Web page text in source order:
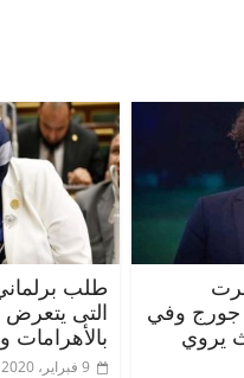
جورج وفي
يروي
طلب
التى يتعرض
بالأهرامات
9 فبراير، 2020
ناس وناس
على مائدة الإفطار..
فارس مقاومة
الذي دافع عن المال العام